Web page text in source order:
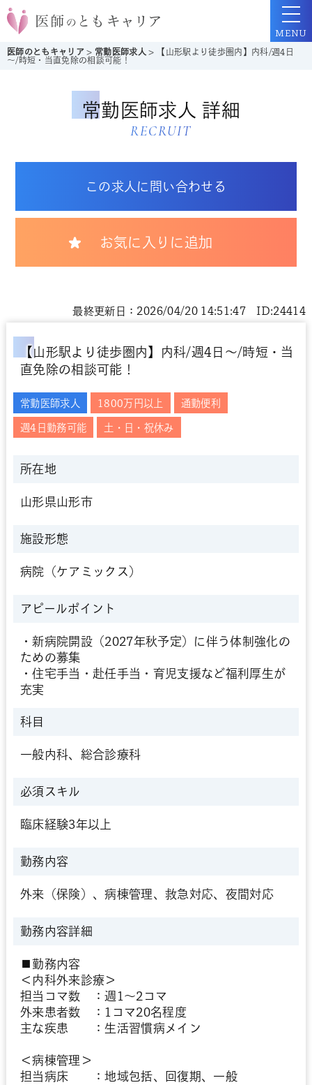
医師のともキャリア >常勤医師求人 >
【山形駅より徒歩圏内】内科/週4日
～/時短・当直免除の相談可能！
MENU
常勤医師求人 詳細
RECRUIT
この求人に問い合わせる
お気に入りに追加
【山形駅より徒歩圏内】内科/週4日～/時短・当
直免除の相談可能！
最終更新日：2026/04/20 14:51:47 ID:24414
常勤医師求人 1800万円以上 通勤便利
週4日勤務可能 土・日・祝休み
所在地
山形県山形市
施設形態
病院（ケアミックス）
アピールポイント
・新病院開設（2027年秋予定）に伴う体制強化の
ための募集
・住宅手当・赴任手当・育児支援など福利厚生が
充実
科目
一般内科、総合診療科
必須スキル
臨床経験3年以上
勤務内容
外来（保険）、病棟管理、救急対応、夜間対応
勤務内容詳細
■勤務内容
＜内科外来診療＞
担当コマ数 ：週1～2コマ
外来患者数 ：1コマ20名程度
主な疾患 ：生活習慣病メイン
＜病棟管理＞
担当病床 ：地域包括、回復期、一般